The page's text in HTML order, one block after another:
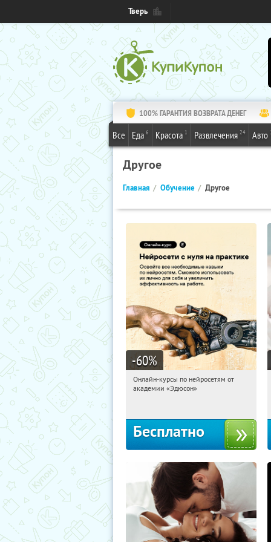
Тверь
100% ГАРАНТИЯ ВОЗВРАТА ДЕНЕГ
Все Еда 6 Красота 1 Развлечения 24 Авто
Другое
Главная Обучение Другое
-60%
21:49:29 Получили:
Онлайн-курсы по нейросетям от
академии «Эдюсон»
Бесплатно